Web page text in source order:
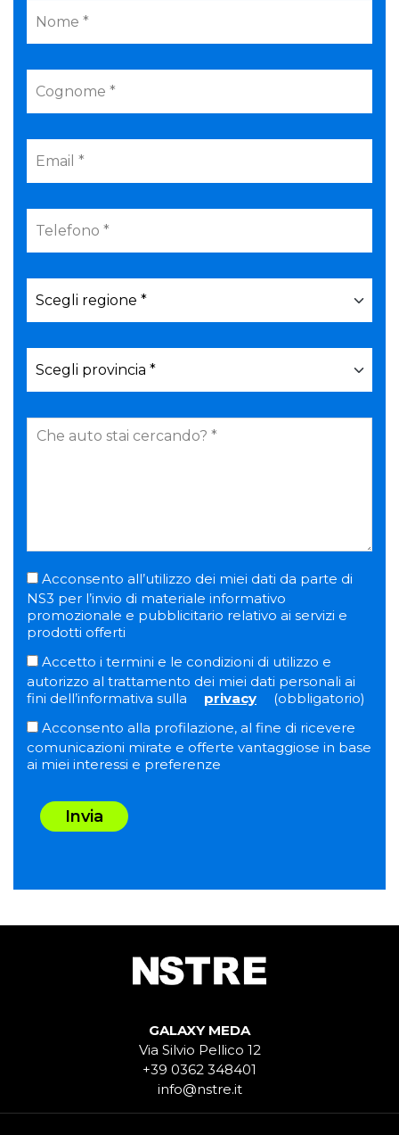
Acconsento all’utilizzo dei miei dati da parte di
NS3 per l’invio di materiale informativo
promozionale e pubblicitario relativo ai servizi e
prodotti offerti
Accetto i termini e le condizioni di utilizzo e
autorizzo al trattamento dei miei dati personali ai
fini dell’informativa sulla
privacy
(obbligatorio)
Acconsento alla profilazione, al fine di ricevere
comunicazioni mirate e offerte vantaggiose in base
ai miei interessi e preferenze
Invia
GALAXY MEDA
Via Silvio Pellico 12
+39 0362 348401
info@nstre.it